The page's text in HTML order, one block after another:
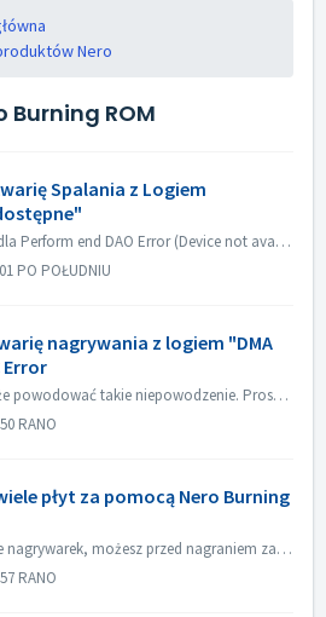
Nero
Burning ROM
Spalania z Logiem
Oto kilka rozwiązań dla Perform end DAO Error (Device not available). Uaktualnij lub cofnij firmware sterownika Najczęściej problem ten występuje po aktua...
PO POŁUDNIU
nagrywania z logiem "DMA
Error
Wiele czynników może powodować takie niepowodzenie. Proszę spróbować następujących metod: 1. Wymień kable danych na nagrywarce; 2. Jeśli używasz zewnętrzne...
RANO
płyt za pomocą Nero Burning
Jeżeli posiadasz wiele nagrywarek, możesz przed nagraniem zaznaczyć opcję "Użyj wielu nagrywarek" w zakładce Burn. Jeżeli nie masz wielu nagryw...
RANO